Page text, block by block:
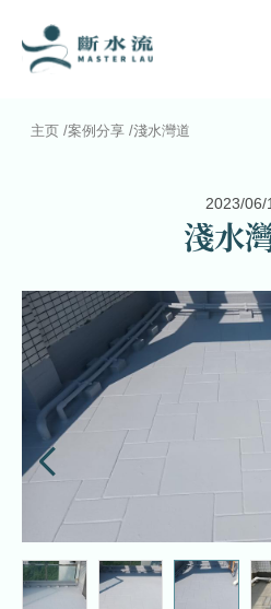
主页 /案例分享 /淺水灣道
2023/06/
淺水